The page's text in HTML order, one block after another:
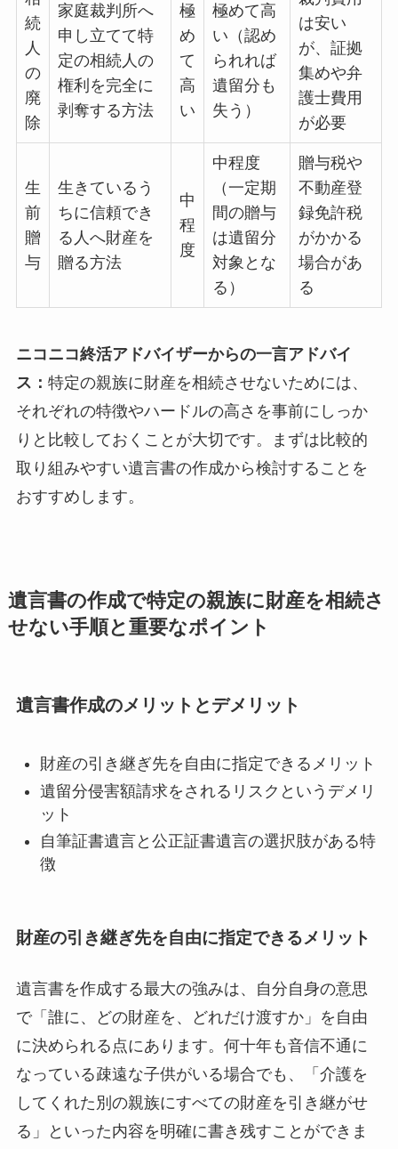
続
人
の
廃
除
家庭裁判所へ
申し立てて特
定の相続人の
権利を完全に
剥奪する方法
極
め
て
高
い
極めて高
い（認め
られれば
遺留分も
失う）
は安い
が、証拠
集めや弁
護士費用
が必要
生
前
贈
与
生きているう
ちに信頼でき
る人へ財産を
贈る方法
中
程
度
中程度
（一定期
間の贈与
は遺留分
対象とな
る）
贈与税や
不動産登
録免許税
がかかる
場合があ
る
ニコニコ終活アドバイザーからの一言アドバイ
ス： 特定の親族に財産を相続させないためには、
それぞれの特徴やハードルの高さを事前にしっか
りと比較しておくことが大切です。まずは比較的
取り組みやすい遺言書の作成から検討することを
おすすめします。
遺言書の作成で特定の親族に財産を相続さ
せない手順と重要なポイント
遺言書作成のメリットとデメリット
財産の引き継ぎ先を自由に指定できるメリット
遺留分侵害額請求をされるリスクというデメリ
ット
自筆証書遺言と公正証書遺言の選択肢がある特
徴
財産の引き継ぎ先を自由に指定できるメリット
遺言書を作成する最大の強みは、自分自身の意思
で「誰に、どの財産を、どれだけ渡すか」を自由
に決められる点にあります。何十年も音信不通に
なっている疎遠な子供がいる場合でも、「介護を
してくれた別の親族にすべての財産を引き継がせ
る」といった内容を明確に書き残すことができま